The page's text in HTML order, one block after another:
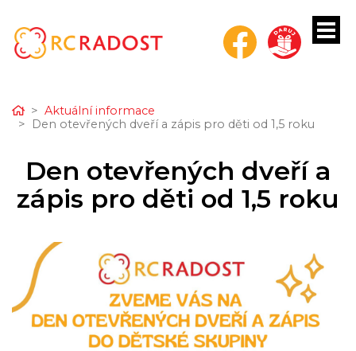
HomeAktuální informace
Den otevřených dveří a zápis pro děti od 1,5 roku
Den otevřených dveří a
zápis pro děti od 1,5 roku